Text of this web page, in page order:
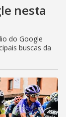
nesta
do Google
buscas da